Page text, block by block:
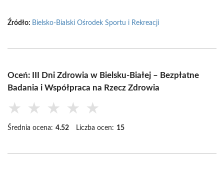
Źródło: Bielsko-Bialski Ośrodek Sportu i Rekreacji
Oceń: III Dni Zdrowia w Bielsku-Białej – Bezpłatne
Badania i Współpraca na Rzecz Zdrowia
★ ★ ★ ★ ★
Średnia ocena: 4.52 Liczba ocen: 15